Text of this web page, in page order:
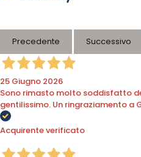
Precedente
Successivo
25 Giugno 2026
Sono rimasto molto soddisfatto
gentilissimo. Un ringraziamento a
Acquirente verificato